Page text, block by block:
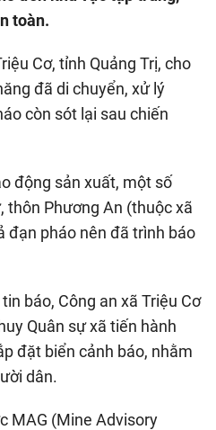
toàn.
Cơ, tỉnh Quảng Trị, cho
đã di chuyển, xử lý
còn sót lại sau chiến
động sản xuất, một số
thôn Phương An (thuộc xã
đạn pháo nên đã trình báo
báo, Công an xã Triệu Cơ
Quân sự xã tiến hành
đặt biển cảnh báo, nhằm
dân.
MAG (Mine Advisory